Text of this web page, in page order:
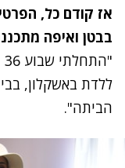
אז קודם כל,
בבטן ואיפה
ללדת באשקלון,
הביתה".